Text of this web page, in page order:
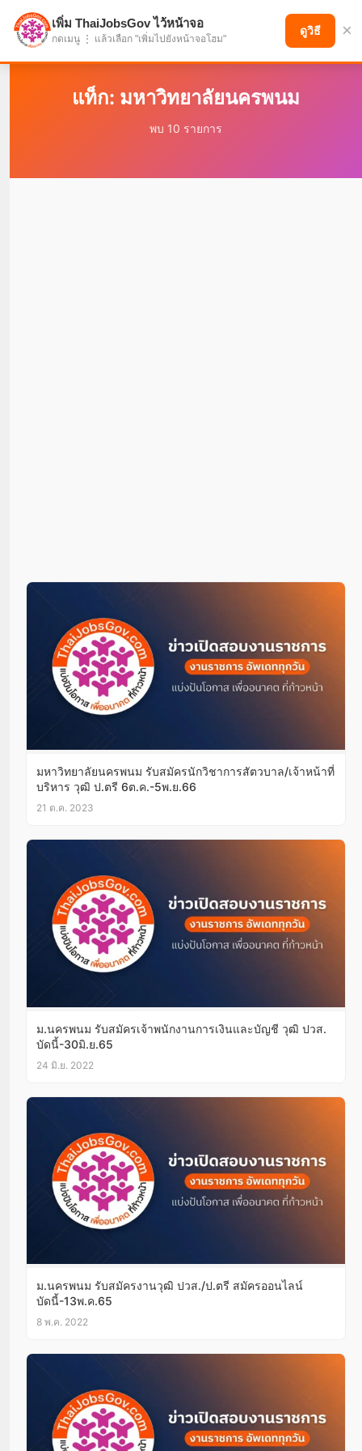
แบ่งปันโอกาส เพื่ออนาคตที่ก้าวหน้า
แท็ก: มหาวิทยาลัยนครพนม
พบ 10 รายการ
มหาวิทยาลัยนครพนม รับสมัครนักวิชาการสัตวบาล/เจ้าหน้าที่
บริหาร วุฒิ ป.ตรี 6ต.ค.-5พ.ย.66
21 ต.ค. 2023
ม.นครพนม รับสมัครเจ้าพนักงานการเงินและบัญชี วุฒิ ปวส.
บัดนี้-30มิ.ย.65
24 มิ.ย. 2022
ม.นครพนม รับสมัครงานวุฒิ ปวส./ป.ตรี สมัครออนไลน์
บัดนี้-13พ.ค.65
8 พ.ค. 2022
เพิ่ม ThaiJobsGov ไว้หน้าจอ
กดเมนู ⋮ แล้วเลือก "เพิ่มไปยังหน้าจอโฮม"
ดูวิธี ×